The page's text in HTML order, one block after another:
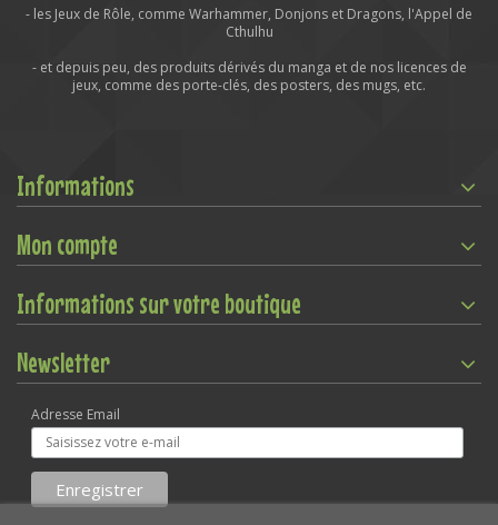
- les Jeux de Rôle, comme Warhammer, Donjons et Dragons, l'Appel de
Cthulhu
- et depuis peu, des produits dérivés du manga et de nos licences de
jeux, comme des porte-clés, des posters, des mugs, etc.
Informations
Mon compte
Informations sur votre boutique
Newsletter
Adresse Email